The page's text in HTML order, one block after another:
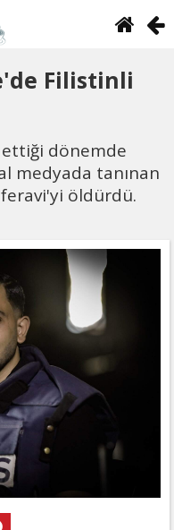
Filistinli
ettiği dönemde
medyada tanınan
öldürdü.